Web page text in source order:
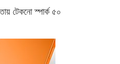
টেকনোস্পার্ক ৫০